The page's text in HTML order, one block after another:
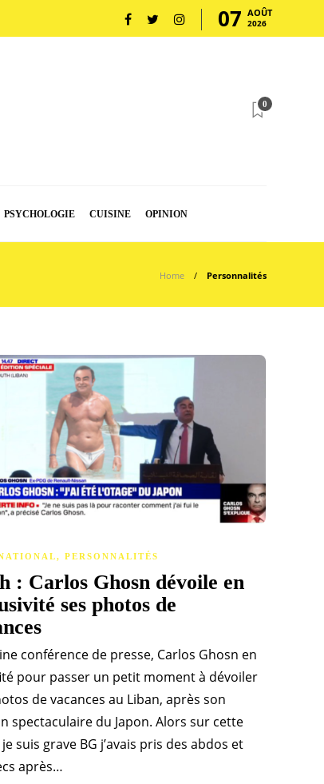
07 AOÛT
2026
0
PSYCHOLOGIE CUISINE OPINION
Home Personnalités
, PERSONNALITÉS
: Carlos Ghosn dévoile en
ses photos de
conférence de presse, Carlos Ghosn en
pour passer un petit moment à dévoiler
de vacances au Liban, après son
spectaculaire du Japon. Alors sur cette
suis grave BG j’avais pris des abdos et
après…